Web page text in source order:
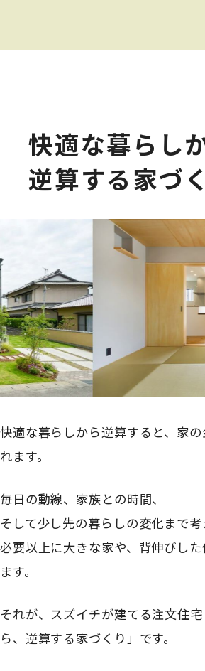
快適な暮らしか
逆算する家づく
快適な暮らしから逆算すると、家
れます。
毎日の動線、家族との時間、
そして少し先の暮らしの変化まで考
必要以上に大きな家や、背伸びし
ます。
それが、スズイチが建てる注文住
ら、逆算する家づくり」です。